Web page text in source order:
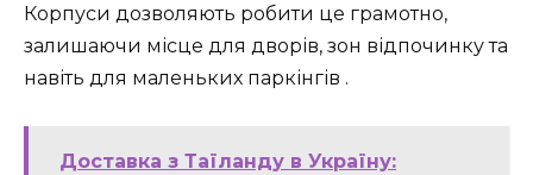
Корпуси дозволяють робити це грамотно,
залишаючи місце для дворів, зон відпочинку та
навіть для маленьких паркінгів .
Доставка з Таїланду в Україну: